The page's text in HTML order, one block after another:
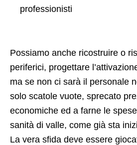
professionisti
Possiamo anche ricostruire o
periferici, progettare
ma se non ci sarà il personale
solo scatole vuote, sprecato
economiche ed a farne le
sanità di valle, come già sta
La vera sfida deve essere